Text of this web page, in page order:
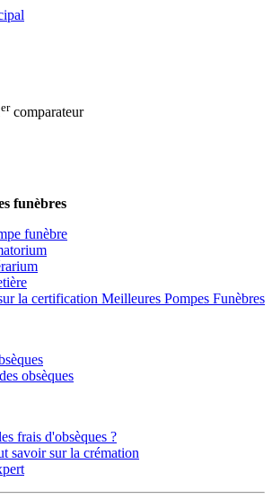
ercomparateur
funèbres
funèbre
la certification Meilleures Pompes Funèbres
obsèques
frais d'obsèques ?
savoir sur la crémation